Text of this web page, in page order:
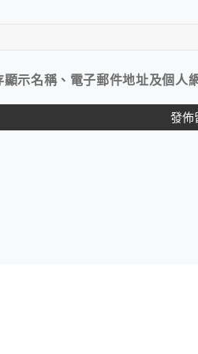
顯示名稱、電子郵件地址及個人